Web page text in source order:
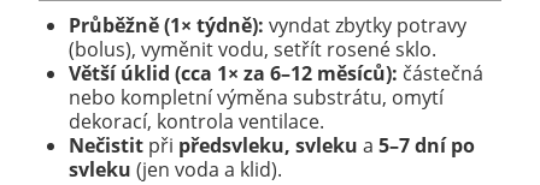
Průběžně (1× týdně): vyndat zbytky potravy
(bolus), vyměnit vodu, setřít rosené sklo.
Větší úklid (cca 1× za 6–12 měsíců): částečná
nebo kompletní výměna substrátu, omytí
dekorací, kontrola ventilace.
Nečistitpři předsvleku, svleku a 5–7 dní po
svleku (jen voda a klid).